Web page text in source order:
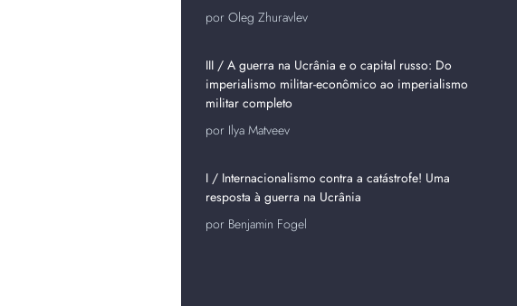
por Oleg Zhuravlev
III / A guerra na Ucrânia e o capital russo: Do
imperialismo militar-econômico ao imperialismo
militar completo
por Ilya Matveev
I / Internacionalismo contra a catástrofe! Uma
resposta à guerra na Ucrânia
por Benjamin Fogel